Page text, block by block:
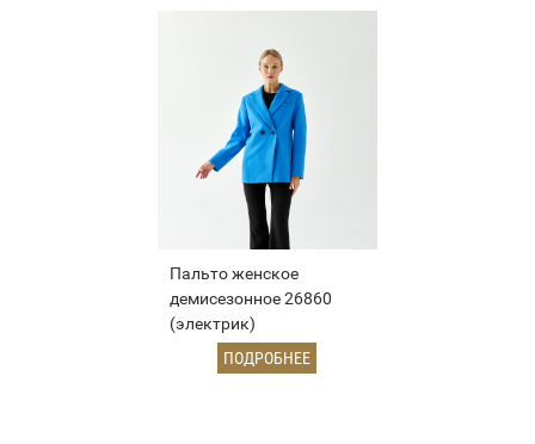
Пальто женское
демисезонное 26860
(электрик)
ПОДРОБНЕЕ